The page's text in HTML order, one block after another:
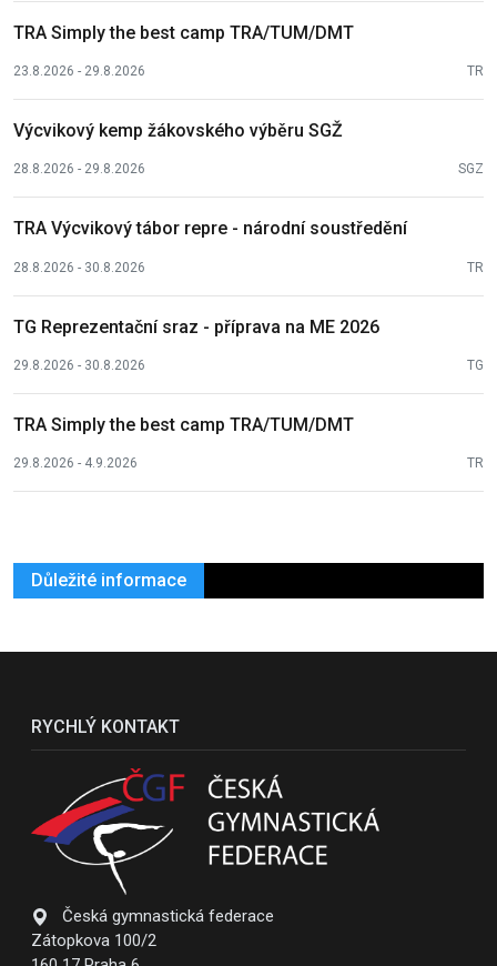
TRA Simply the best camp TRA/TUM/DMT
23.8.2026 - 29.8.2026 TR
Výcvikový kemp žákovského výběru SGŽ
28.8.2026 - 29.8.2026 SGZ
TRA Výcvikový tábor repre - národní soustředění
28.8.2026 - 30.8.2026 TR
TG Reprezentační sraz - příprava na ME 2026
29.8.2026 - 30.8.2026 TG
TRA Simply the best camp TRA/TUM/DMT
29.8.2026 - 4.9.2026 TR
Důležité informace
RYCHLÝ KONTAKT
Česká gymnastická federace
Zátopkova 100/2